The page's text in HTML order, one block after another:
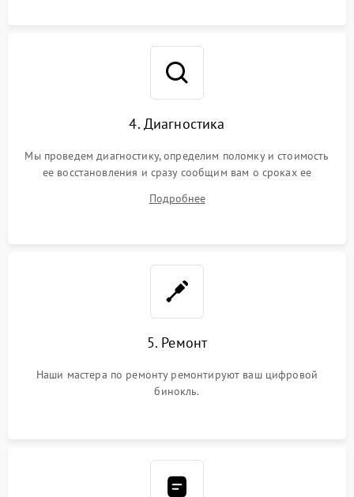
4. Диагностика
Мы проведем диагностику, определим поломку и стоимость
ее восстановления и сразу сообщим вам о сроках ее
Подробнее
5. Ремонт
Наши мастера по ремонту ремонтируют ваш цифровой
бинокль.